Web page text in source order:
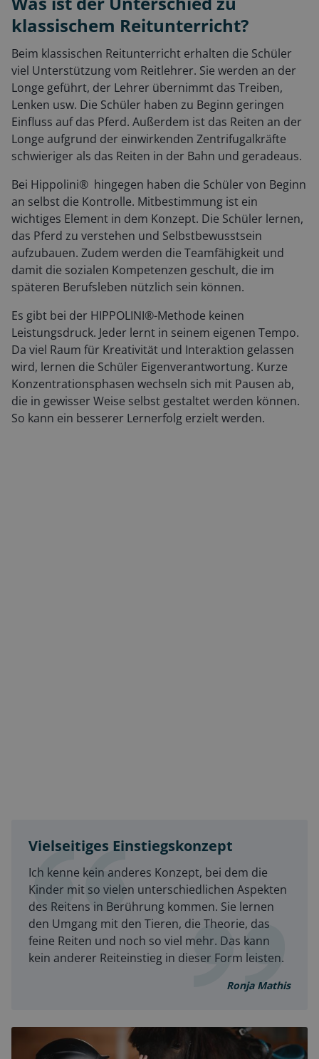
klassischem Reitunterricht?
Beim klassischen Reitunterricht erhalten die Schüler
viel Unterstützung vom Reitlehrer. Sie werden an der
Longe geführt, der Lehrer übernimmt das Treiben,
Lenken usw. Die Schüler haben zu Beginn geringen
Einfluss auf das Pferd. Außerdem ist das Reiten an der
Longe aufgrund der einwirkenden Zentrifugalkräfte
schwieriger als das Reiten in der Bahn und geradeaus.
Bei Hippolini® hingegen haben die Schüler von Beginn
an selbst die Kontrolle. Mitbestimmung ist ein
wichtiges Element in dem Konzept. Die Schüler lernen,
das Pferd zu verstehen und Selbstbewusstsein
aufzubauen. Zudem werden die Teamfähigkeit und
damit die sozialen Kompetenzen geschult, die im
späteren Berufsleben nützlich sein können.
Es gibt bei der HIPPOLINI®-Methode keinen
Leistungsdruck. Jeder lernt in seinem eigenen Tempo.
Da viel Raum für Kreativität und Interaktion gelassen
wird, lernen die Schüler Eigenverantwortung. Kurze
Konzentrationsphasen wechseln sich mit Pausen ab,
die in gewisser Weise selbst gestaltet werden können.
So kann ein besserer Lernerfolg erzielt werden.
Vielseitiges Einstiegskonzept
Ich kenne kein anderes Konzept, bei dem die
Kinder mit so vielen unterschiedlichen Aspekten
des Reitens in Berührung kommen. Sie lernen
den Umgang mit den Tieren, die Theorie, das
feine Reiten und noch so viel mehr. Das kann
kein anderer Reiteinstieg in dieser Form leisten.
Ronja Mathis